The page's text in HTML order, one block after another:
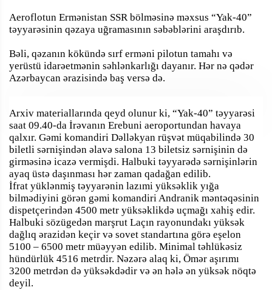
Aeroflotun Ermənistan SSR bölməsinə məxsus “Yak-40”
təyyarəsinin qəzaya uğramasının səbəblərini araşdırıb.
Bəli, qəzanın kökündə sırf erməni pilotun tamahı və
yerüstü idarəetmənin səhlənkarlığı dayanır. Hər nə qədər
Azərbaycan ərazisində baş versə də.
Arxiv materiallarında qeyd olunur ki, “Yak-40” təyyarəsi
saat 09.40-da İrəvanın Erebuni aeroportundan havaya
qalxır. Gəmi komandiri Dəlləkyan rüşvət müqabilində 30
biletli sərnişindən əlavə salona 13 biletsiz sərnişinin də
girməsinə icazə vermişdi. Halbuki təyyarədə sərnişinlərin
ayaq üstə daşınması hər zaman qadağan edilib.
İfrat yüklənmiş təyyarənin lazımi yüksəklik yığa
bilmədiyini görən gəmi komandiri Andranik məntəqəsinin
dispetçerindən 4500 metr yüksəklikdə uçmağı xahiş edir.
Halbuki sözügedən marşrut Laçın rayonundakı yüksək
dağlıq ərazidən keçir və sovet standartına görə eşelon
5100 – 6500 metr müəyyən edilib. Minimal təhlükəsiz
hündürlük 4516 metrdir. Nəzərə alaq ki, Ömər aşırımı
3200 metrdən də yüksəkdədir və ən hələ ən yüksək nöqtə
deyil.